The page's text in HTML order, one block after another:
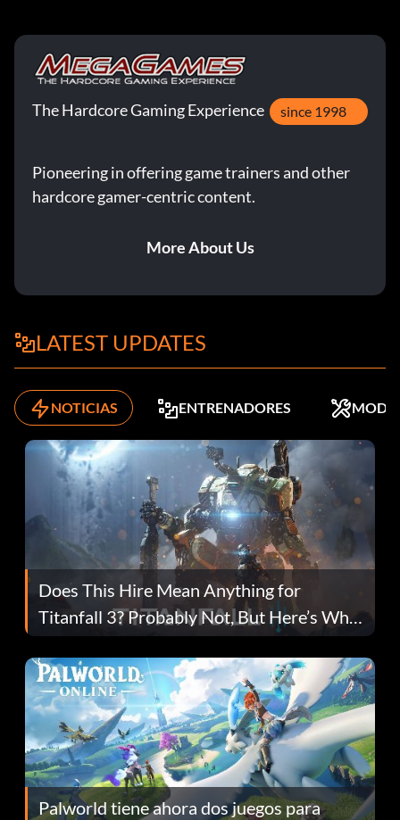
The Hardcore Gaming Experience since 1998
Pioneering in offering game trainers and other
hardcore gamer-centric content.
More About Us
LATEST UPDATES
NOTICIAS ENTRENADORES MODS
Does This Hire Mean Anything for
Titanfall 3? Probably Not, But Here’s Why
Fans Are Hopeful
Palworld tiene ahora dos juegos para